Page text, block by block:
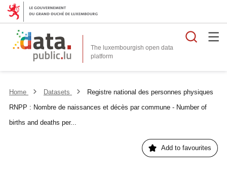
The luxembourgish open data
platform
Home Datasets
Registre national des personnes physiques
RNPP : Nombre de naissances et décès par commune - Number of
births and deaths per...
Add to favourites